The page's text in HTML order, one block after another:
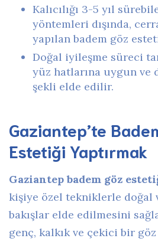
Kalıcılığı 3-5 yıl
yöntemleri dışında,
yapılan badem göz
Doğal iyileşme süreci
yüz hatlarına uygun ve
şekli elde edilir.
Gaziantep’te
Estetiği Yaptırmak
Gaziantep badem göz
kişiye özel tekniklerle doğal
bakışlar elde edilmesini
genç, kalkık ve çekici bir göz